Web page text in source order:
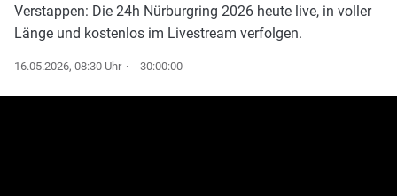
Verstappen: Die 24h Nürburgring 2026 heute live, in voller
Länge und kostenlos im Livestream verfolgen.
16.05.2026, 08:30 Uhr 30:00:00